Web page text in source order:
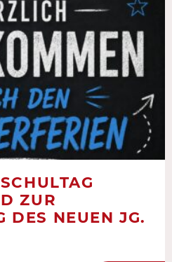
ZUR
DES NEUEN JG.